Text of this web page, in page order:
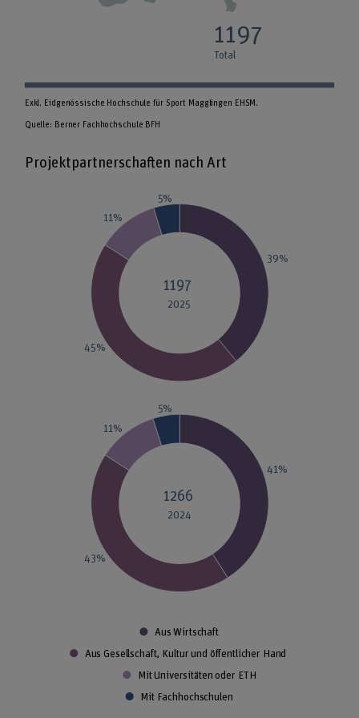
1197
Total
Exkl. Eidgenössische Hochschule für Sport Magglingen EHSM.
Quelle: Berner Fachhochschule BFH
Projektpartnerschaften nach Art
1197
2025
39%
45%
11%
5%
1266
2024
41%
43%
11%
5%
Aus Wirtschaft
Aus Gesellschaft, Kultur und öffentlicher Hand
Mit Universitäten oder ETH
Mit Fachhochschulen